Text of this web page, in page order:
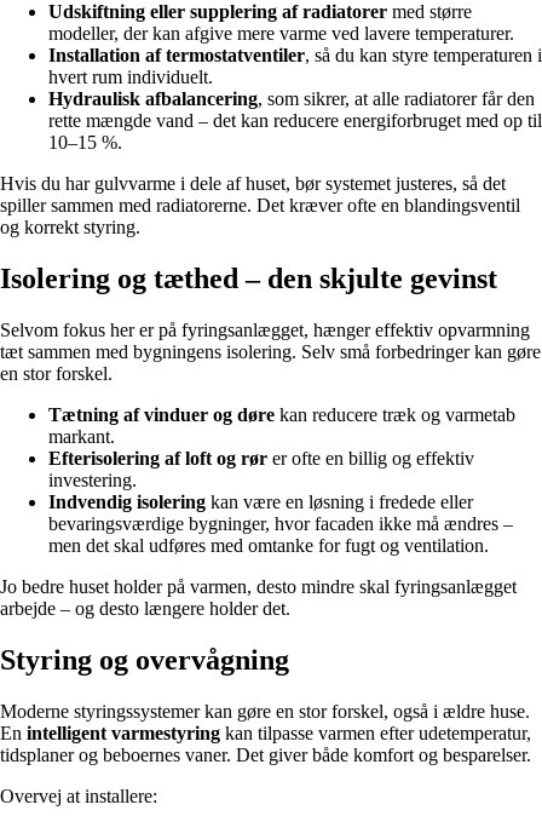
Udskiftning eller supplering af radiatorer med større
modeller, der kan afgive mere varme ved lavere temperaturer.
Installation af termostatventiler, så du kan styre temperaturen i
hvert rum individuelt.
Hydraulisk afbalancering, som sikrer, at alle radiatorer får den
rette mængde vand – det kan reducere energiforbruget med op til
10–15 %.
Hvis du har gulvvarme i dele af huset, bør systemet justeres, så det
spiller sammen med radiatorerne. Det kræver ofte en blandingsventil
og korrekt styring.
Isolering og tæthed – den skjulte gevinst
Selvom fokus her er på fyringsanlægget, hænger effektiv opvarmning
tæt sammen med bygningens isolering. Selv små forbedringer kan gøre
en stor forskel.
Tætning af vinduer og døre kan reducere træk og varmetab
markant.
Efterisolering af loft og rør er ofte en billig og effektiv
investering.
Indvendig isolering kan være en løsning i fredede eller
bevaringsværdige bygninger, hvor facaden ikke må ændres –
men det skal udføres med omtanke for fugt og ventilation.
Jo bedre huset holder på varmen, desto mindre skal fyringsanlægget
arbejde – og desto længere holder det.
Styring og overvågning
Moderne styringssystemer kan gøre en stor forskel, også i ældre huse.
En intelligent varmestyring kan tilpasse varmen efter udetemperatur,
tidsplaner og beboernes vaner. Det giver både komfort og besparelser.
Overvej at installere: